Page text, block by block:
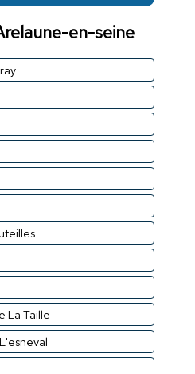
en-seine
La Taille